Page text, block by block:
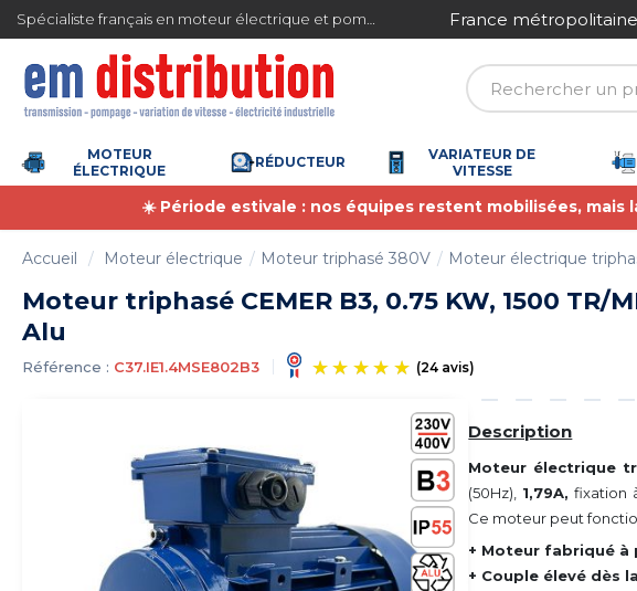
en France métropolitaine à partir de 360 € TTC Paiement
MOTEUR
ÉLECTRIQUE
RÉDUCTEUR
VARIATEUR DE
VITESSE
☀️ Période estivale : nos équipes restent mobilisées,
Accueil Moteur électrique Moteur triphasé 380V Moteur électrique
Moteur triphasé CEMER B3, 0.75 KW, 1500 TR/
Alu
Référence : C37.IE1.4MSE802B3
(24 avis)
Description
Moteur électrique
(50Hz), 1,79A,fixation
Ce moteur peut
+ Moteur fabriqué
+ Couple élevé dès
Gestion des cookies